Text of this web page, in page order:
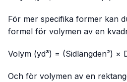
För mer specifika former kan
formel för volymen av en
Volym (yd³) = (Sidlängden²) ×
Och för volymen av en